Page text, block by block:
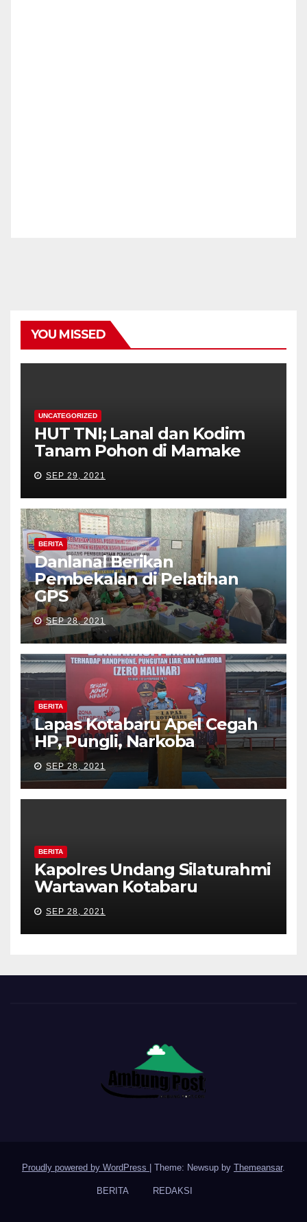
YOU MISSED
UNCATEGORIZED
HUT TNI; Lanal dan Kodim
Tanam Pohon di Mamake
SEP 29, 2021
BERITA
Danlanal Berikan
Pembekalan di Pelatihan
GPS
SEP 28, 2021
BERITA
Lapas Kotabaru Apel Cegah
HP, Pungli, Narkoba
SEP 28, 2021
BERITA
Kapolres Undang Silaturahmi
Wartawan Kotabaru
SEP 28, 2021
Proudly powered by WordPress Theme: Newsup by Themeansar.
BERITA REDAKSI